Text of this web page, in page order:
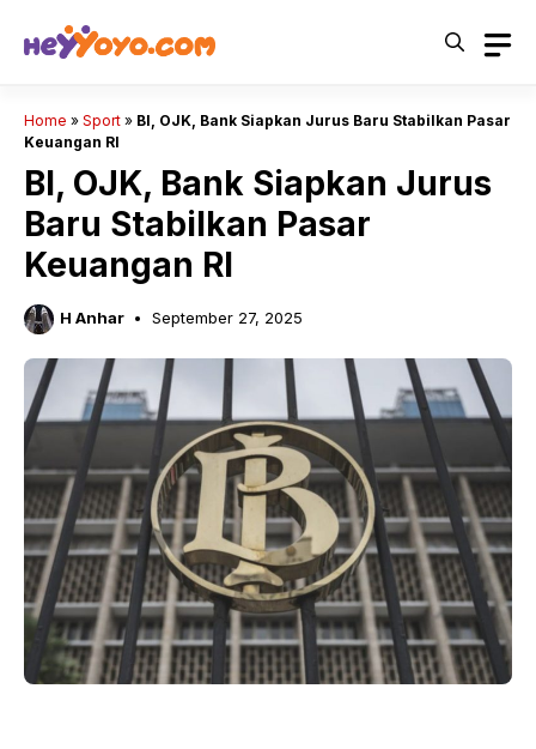
Home » Sport » BI, OJK, Bank Siapkan Jurus Baru Stabilkan Pasar
Keuangan RI
BI, OJK, Bank Siapkan Jurus
Baru Stabilkan Pasar
Keuangan RI
H Anhar September 27, 2025